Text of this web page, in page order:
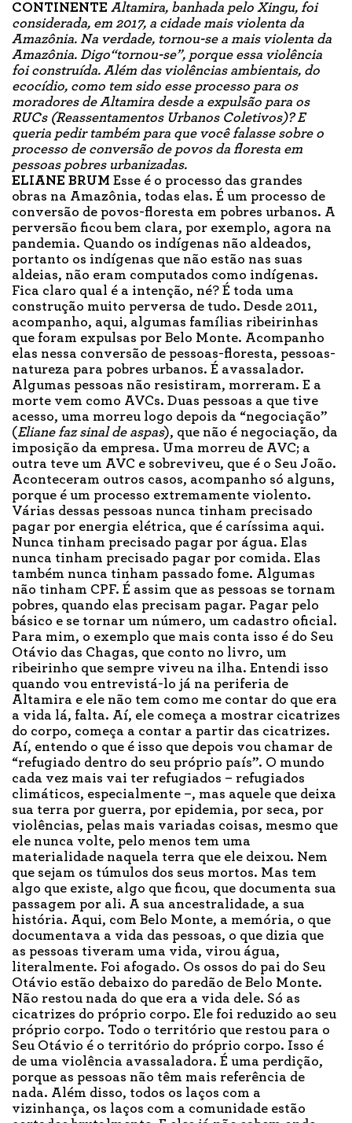
CONTINENTE Altamira, banhada pelo Xingu, foi
considerada, em 2017, a cidade mais violenta da
Amazônia. Na verdade, tornou-se a mais violenta da
Amazônia. Digo“tornou-se”, porque essa violência
foi construída. Além das violências ambientais, do
ecocídio, como tem sido esse processo para os
moradores de Altamira desde a expulsão para os
RUCs (Reassentamentos Urbanos Coletivos)? E
queria pedir também para que você falasse sobre o
processo de conversão de povos da floresta em
pessoas pobres urbanizadas.
ELIANE BRUM Esse é o processo das grandes
obras na Amazônia, todas elas. É um processo de
conversão de povos-floresta em pobres urbanos. A
perversão ficou bem clara, por exemplo, agora na
pandemia. Quando os indígenas não aldeados,
portanto os indígenas que não estão nas suas
aldeias, não eram computados como indígenas.
Fica claro qual é a intenção, né? É toda uma
construção muito perversa de tudo. Desde 2011,
acompanho, aqui, algumas famílias ribeirinhas
que foram expulsas por Belo Monte. Acompanho
elas nessa conversão de pessoas-floresta, pessoas-
natureza para pobres urbanos. É avassalador.
Algumas pessoas não resistiram, morreram. E a
morte vem como AVCs. Duas pessoas a que tive
acesso, uma morreu logo depois da “negociação”
(Eliane faz sinal de aspas), que não é negociação, da
imposição da empresa. Uma morreu de AVC; a
outra teve um AVC e sobreviveu, que é o Seu João.
Aconteceram outros casos, acompanho só alguns,
porque é um processo extremamente violento.
Várias dessas pessoas nunca tinham precisado
pagar por energia elétrica, que é caríssima aqui.
Nunca tinham precisado pagar por água. Elas
nunca tinham precisado pagar por comida. Elas
também nunca tinham passado fome. Algumas
não tinham CPF. É assim que as pessoas se tornam
pobres, quando elas precisam pagar. Pagar pelo
básico e se tornar um número, um cadastro oficial.
Para mim, o exemplo que mais conta isso é do Seu
Otávio das Chagas, que conto no livro, um
ribeirinho que sempre viveu na ilha. Entendi isso
quando vou entrevistá-lo já na periferia de
Altamira e ele não tem como me contar do que era
a vida lá, falta. Aí, ele começa a mostrar cicatrizes
do corpo, começa a contar a partir das cicatrizes.
Aí, entendo o que é isso que depois vou chamar de
“refugiado dentro do seu próprio país”. O mundo
cada vez mais vai ter refugiados – refugiados
climáticos, especialmente –, mas aquele que deixa
sua terra por guerra, por epidemia, por seca, por
violências, pelas mais variadas coisas, mesmo que
ele nunca volte, pelo menos tem uma
materialidade naquela terra que ele deixou. Nem
que sejam os túmulos dos seus mortos. Mas tem
algo que existe, algo que ficou, que documenta sua
passagem por ali. A sua ancestralidade, a sua
história. Aqui, com Belo Monte, a memória, o que
documentava a vida das pessoas, o que dizia que
as pessoas tiveram uma vida, virou água,
literalmente. Foi afogado. Os ossos do pai do Seu
Otávio estão debaixo do paredão de Belo Monte.
Não restou nada do que era a vida dele. Só as
cicatrizes do próprio corpo. Ele foi reduzido ao seu
próprio corpo. Todo o território que restou para o
Seu Otávio é o território do próprio corpo. Isso é
de uma violência avassaladora. É uma perdição,
porque as pessoas não têm mais referência de
nada. Além disso, todos os laços com a
vizinhança, os laços com a comunidade estão